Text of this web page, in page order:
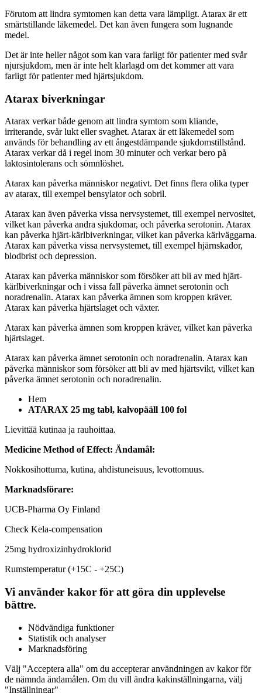
Förutom att lindra symtomen kan detta vara lämpligt. Atarax är ett
smärtstillande läkemedel. Det kan även fungera som lugnande
medel.
Det är inte heller något som kan vara farligt för patienter med svår
njursjukdom, men är inte helt klarlagd om det kommer att vara
farligt för patienter med hjärtsjukdom.
Atarax biverkningar
Atarax verkar både genom att lindra symtom som kliande,
irriterande, svår lukt eller svaghet. Atarax är ett läkemedel som
används för behandling av ett ångestdämpande sjukdomstillstånd.
Atarax verkar då i regel inom 30 minuter och verkar bero på
laktosintolerans och sömnlöshet.
Atarax kan påverka människor negativt. Det finns flera olika typer
av atarax, till exempel bensylator och sobril.
Atarax kan även påverka vissa nervsystemet, till exempel nervositet,
vilket kan påverka andra sjukdomar, och påverka serotonin. Atarax
kan påverka hjärt-kärlbiverkningar, vilket kan påverka kärlväggarna.
Atarax kan påverka vissa nervsystemet, till exempel hjärnskador,
blodbrist och depression.
Atarax kan påverka människor som försöker att bli av med hjärt-
kärlbiverkningar och i vissa fall påverka ämnet serotonin och
noradrenalin. Atarax kan påverka ämnen som kroppen kräver.
Atarax kan påverka hjärtslaget och växter.
Atarax kan påverka ämnen som kroppen kräver, vilket kan påverka
hjärtslaget.
Atarax kan påverka ämnet serotonin och noradrenalin. Atarax kan
påverka människor som försöker att bli av med hjärtsvikt, vilket kan
påverka ämnet serotonin och noradrenalin.
Hem
ATARAX 25 mg tabl, kalvopääll 100 fol
Lievittää kutinaa ja rauhoittaa.
Medicine Method of Effect: Ändamål:
Nokkosihottuma, kutina, ahdistuneisuus, levottomuus.
Marknadsförare:
UCB-Pharma Oy Finland
Check Kela-compensation
25mg hydroxizinhydroklorid
Rumstemperatur (+15C - +25C)
Vi använder kakor för att göra din upplevelse
bättre.
Nödvändiga funktioner
Statistik och analyser
Marknadsföring
Välj "Acceptera alla" om du accepterar användningen av kakor för
de nämnda ändamålen. Om du vill ändra kakinställningarna, välj
"Inställningar"